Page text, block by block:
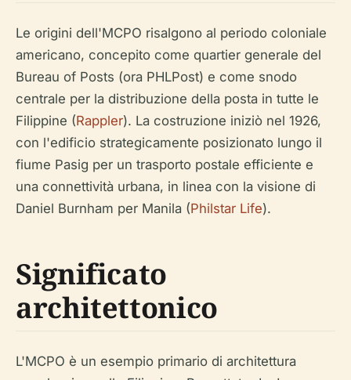
Le origini dell'MCPO risalgono al periodo coloniale
americano, concepito come quartier generale del
Bureau of Posts (ora PHLPost) e come snodo
centrale per la distribuzione della posta in tutte le
Filippine (Rappler). La costruzione iniziò nel 1926,
con l'edificio strategicamente posizionato lungo il
fiume Pasig per un trasporto postale efficiente e
una connettività urbana, in linea con la visione di
Daniel Burnham per Manila (Philstar Life).
Significato
architettonico
L'MCPO è un esempio primario di architettura